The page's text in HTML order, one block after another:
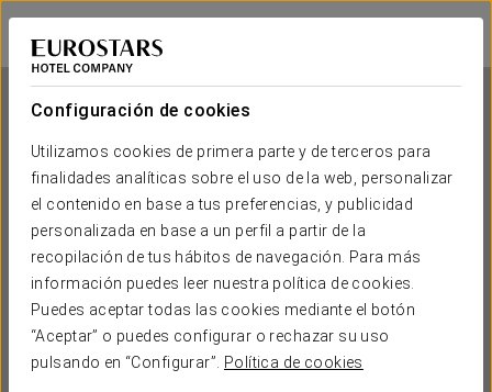
Configuración de cookies
Utilizamos cookies de primera parte y de terceros para
finalidades analíticas sobre el uso de la web, personalizar
el contenido en base a tus preferencias, y publicidad
personalizada en base a un perfil a partir de la
recopilación de tus hábitos de navegación. Para más
información puedes leer nuestra política de cookies.
Puedes aceptar todas las cookies mediante el botón
“Aceptar” o puedes configurar o rechazar su uso
pulsando en “Configurar”.
Política de cookies
Eurostars Madrid Tower
MADRID
Eurostars Madrid Tower
MADRID